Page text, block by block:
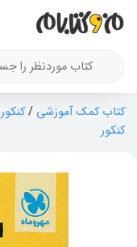
کتاب کمک آموزشی /کنکور
کنکور